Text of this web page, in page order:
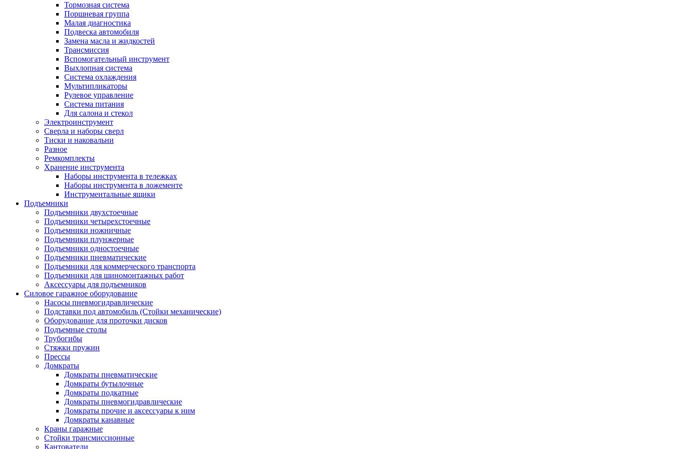
Тормозная система
Поршневая группа
Малая диагностика
Подвеска автомобиля
Замена масла и жидкостей
Трансмиссия
Вспомогательный инструмент
Выхлопная система
Система охлаждения
Мультипликаторы
Рулевое управление
Система питания
Для салона и стекол
Электроинструмент
Сверла и наборы сверл
Тиски и наковальни
Разное
Ремкомплекты
Хранение инструмента
Наборы инструмента в тележках
Наборы инструмента в ложементе
Инструментальные ящики
Подъемники
Подъемники двухстоечные
Подъемники четырехстоечные
Подъемники ножничные
Подъемники плунжерные
Подъемники одностоечные
Подъемники пневматические
Подъемники для коммерческого транспорта
Подъемники для шиномонтажных работ
Аксессуары для подъемников
Силовое гаражное оборудование
Насосы пневмогидравлические
Подставки под автомобиль (Стойки механические)
Оборудование для проточки дисков
Подъемные столы
Трубогибы
Стяжки пружин
Прессы
Домкраты
Домкраты пневматические
Домкраты бутылочные
Домкраты подкатные
Домкраты пневмогидравлические
Домкраты прочие и аксессуары к ним
Домкраты канавные
Краны гаражные
Стойки трансмиссионные
Кантователи